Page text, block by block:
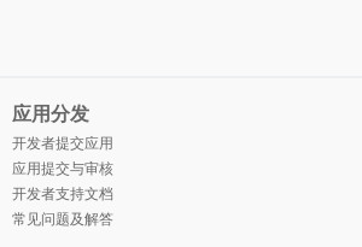
应用分发
开发者提交应用
应用提交与审核
开发者支持文档
常见问题及解答